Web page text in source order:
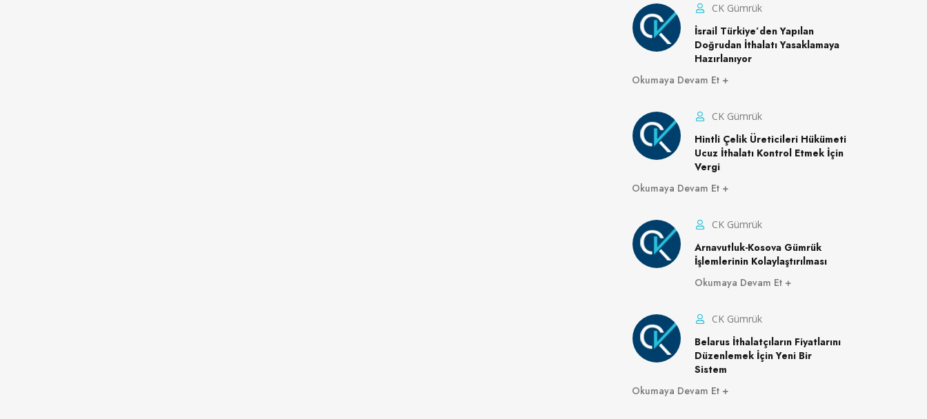
CK Gümrük
İsrail Türkiye’den Yapılan
Doğrudan İthalatı Yasaklamaya
Hazırlanıyor
Okumaya Devam Et
CK Gümrük
Hintli Çelik Üreticileri Hükümeti
Ucuz İthalatı Kontrol Etmek İçin
Vergi
Okumaya Devam Et
CK Gümrük
Arnavutluk-Kosova Gümrük
İşlemlerinin Kolaylaştırılması
Okumaya Devam Et
CK Gümrük
Belarus İthalatçıların Fiyatlarını
Düzenlemek İçin Yeni Bir
Sistem
Okumaya Devam Et